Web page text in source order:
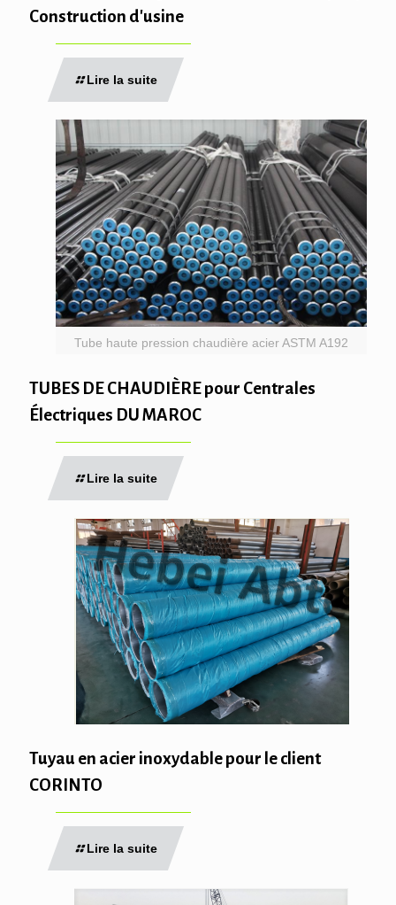
Construction d'usine
Lire la suite
Tube haute pression chaudière acier ASTM A192
TUBES DE CHAUDIÈRE pour Centrales
Électriques DU MAROC
Lire la suite
Tuyau en acier inoxydable pour le client
CORINTO
Lire la suite